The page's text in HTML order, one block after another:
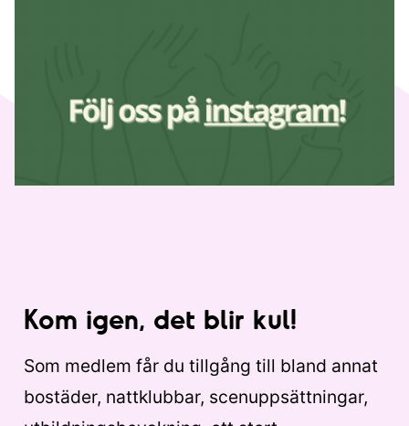
Kom igen, det blir kul!
Som medlem får du tillgång till bland annat
bostäder, nattklubbar, scenuppsättningar,